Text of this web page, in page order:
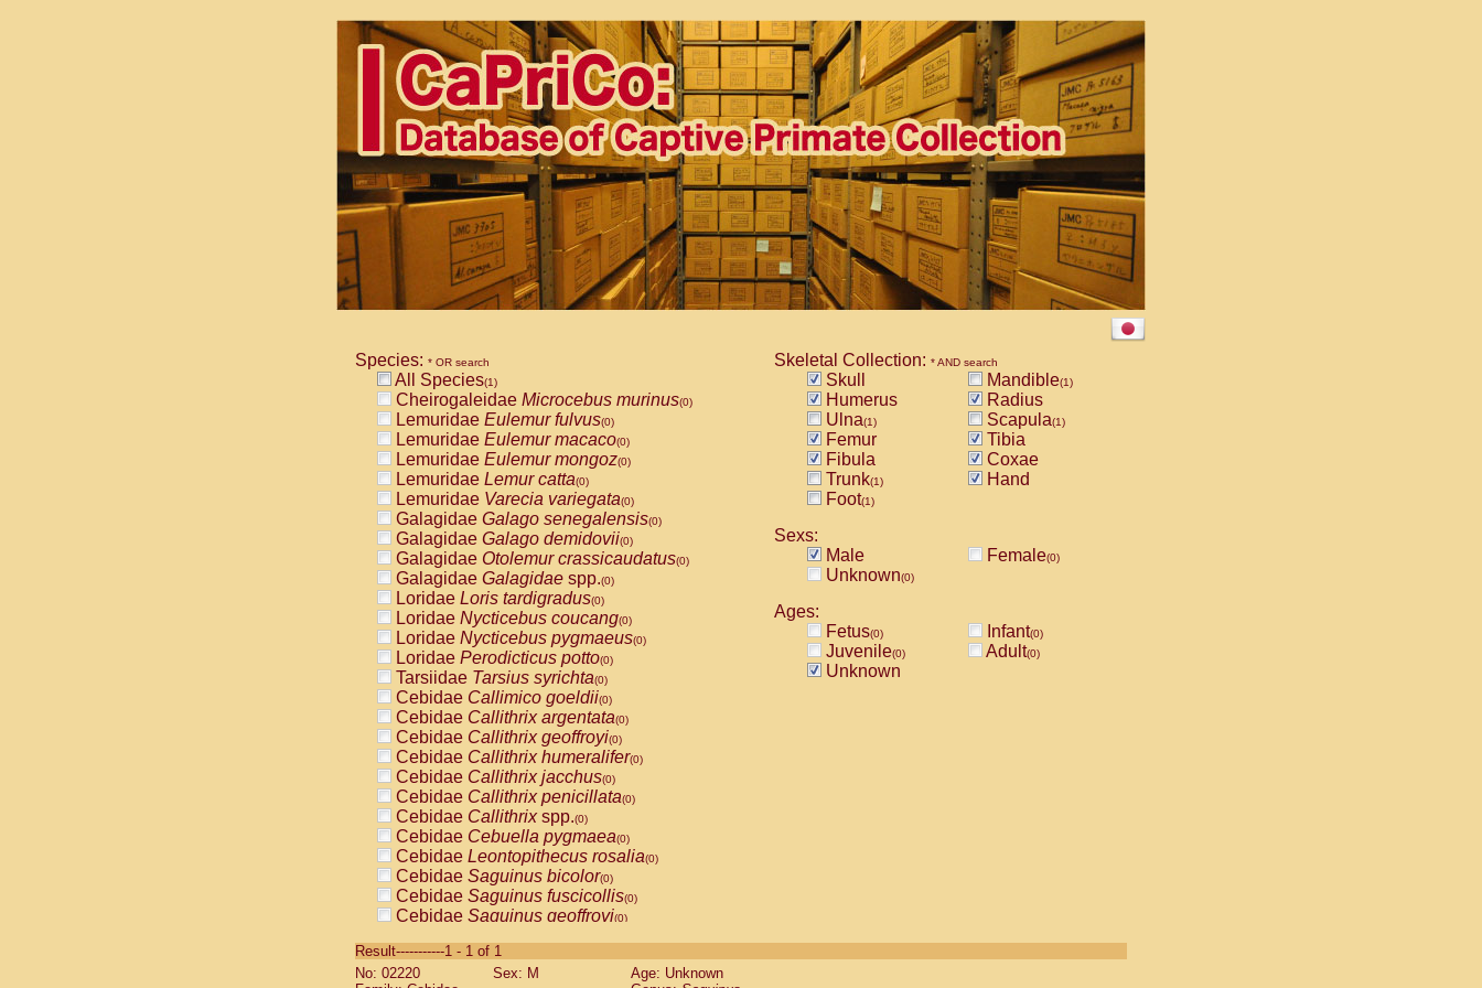
Species: * OR search
All Species(1)
Cheirogaleidae Microcebus murinus(0)
Lemuridae Eulemur fulvus(0)
Lemuridae Eulemur macaco(0)
Lemuridae Eulemur mongoz(0)
Lemuridae Lemur catta(0)
Lemuridae Varecia variegata(0)
Galagidae Galago senegalensis(0)
Galagidae Galago demidovii(0)
Galagidae Otolemur crassicaudatus(0)
Galagidae Galagidae spp.(0)
Loridae Loris tardigradus(0)
Loridae Nycticebus coucang(0)
Loridae Nycticebus pygmaeus(0)
Loridae Perodicticus potto(0)
Tarsiidae Tarsius syrichta(0)
Cebidae Callimico goeldii(0)
Cebidae Callithrix argentata(0)
Cebidae Callithrix geoffroyi(0)
Cebidae Callithrix humeralifer(0)
Cebidae Callithrix jacchus(0)
Cebidae Callithrix penicillata(0)
Cebidae Callithrixspp.(0)
Cebidae Cebuella pygmaea(0)
Cebidae Leontopithecus rosalia(0)
Cebidae Saguinus bicolor(0)
Cebidae Saguinus fuscicollis(0)
Cebidae Saguinus geoffroyi(0)
CebidaeSaguinus labiatus(0)
Cebidae Saguinus leucopus (0)
Skeletal Collection: * AND search
Skull Mandible(1)
Humerus
Radius
Ulna(1) Scapula(1)
Femur
Tibia
Fibula
Coxae
Trunk(1)
Hand
Foot(1)
Sexs:
Male
Female(0)
Unknown(0)
Ages:
Fetus(0) Infant(0)
Juvenile(0) Adult(0)
Unknown
Result-----------1 - 1 of 1
No: 02220
Sex: M
Age: Unknown